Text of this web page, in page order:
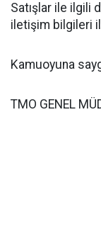
Satışlar ile ilgili
iletişim bilgileri
Kamuoyuna
TMO GENEL